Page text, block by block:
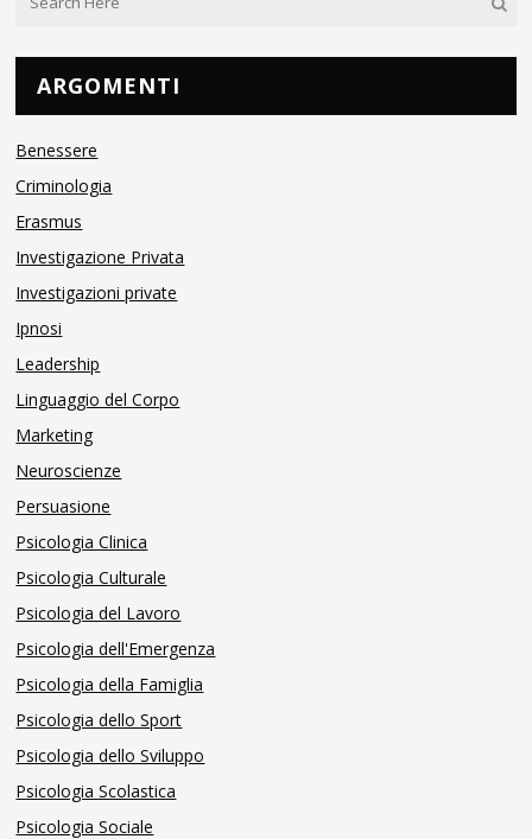
ARGOMENTI
Benessere
Criminologia
Erasmus
Investigazione Privata
Investigazioni private
Ipnosi
Leadership
Linguaggio del Corpo
Marketing
Neuroscienze
Persuasione
Psicologia Clinica
Psicologia Culturale
Psicologia del Lavoro
Psicologia dell'Emergenza
Psicologia della Famiglia
Psicologia dello Sport
Psicologia dello Sviluppo
Psicologia Scolastica
Psicologia Sociale